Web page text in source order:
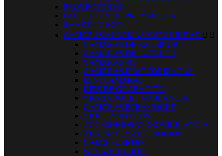
PROYECTORES
PANTALLAS DE PROYECCION
SMART TV BOX
CAMARAS ALARMAS Y SEGURIDAD  
CAMARAS DE EXTERIOR
CAMARAS DE INTERIOR
CAMARAS 4G
CAMARAS IP MOTORIZADAS
MINI CAMARAS
KITS DE GRABACIÓN
GRABADORES VIGILANCIA
CAMARAS PARA COCHE
VIDEOPORTEROS
ACCESORIOS VIDEOVIGILANCIA
ALARMAS Y ACCESORIOS
CAJAS FUERTES
WALKIE TALKIE